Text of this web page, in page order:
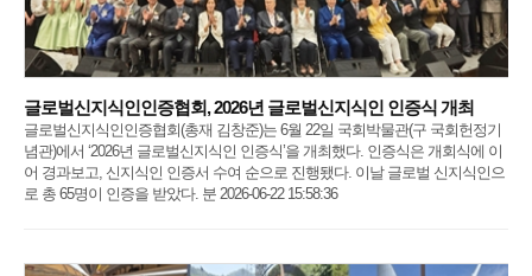
글로벌신지식인인증협회, 2026년 글로벌신지식인 인증식 개최
글로벌신지식인인증협회(총재 김창준)는 6월 22일 국회박물관(구 국회헌정기
념관)에서 ‘2026년 글로벌신지식인 인증식’을 개최했다. 인증식은 개회식에 이
어 경과보고, 신지식인 인증서 수여 순으로 진행됐다. 이날 글로벌 신지식인으
로 총 65명이 인증을 받았다. 분 2026-06-22 15:58:36